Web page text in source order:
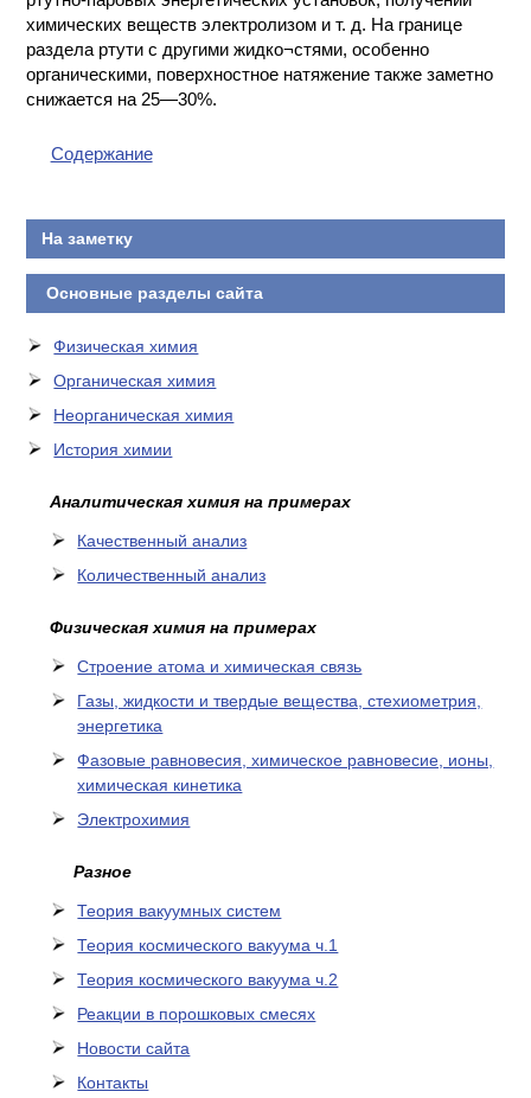
химических веществ электролизом и т. д. На границе
раздела ртути с другими жидко¬стями, особенно
органическими, поверхностное натяжение также заметно
снижается на 25—30%.
Содержание
На заметку
Основные разделы сайта
Физическая химия
Органическая химия
Неорганическая химия
История химии
Аналитическая химия на примерах
Качественный анализ
Количественный анализ
Физическая химия на примерах
Cтроение атома и химическая связь
Газы, жидкости и твердые вещества, стехиометрия,
энергетика
Фазовые равновесия, химическое равновесие, ионы,
химическая кинетика
Электрохимия
Разное
Теория вакуумных систем
Теория космического вакуума ч.1
Теория космического вакуума ч.2
Реакции в порошковых смесях
Новости сайта
Контакты